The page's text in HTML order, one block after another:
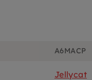
A6MACP
Jellycat